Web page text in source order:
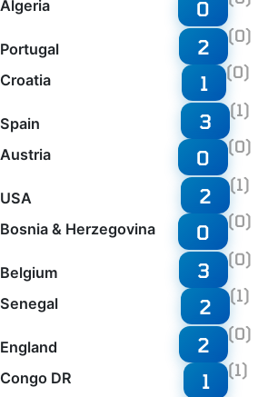
Algeria
0
Portugal
Croatia
2 (0)
1 (0)
Spain
Austria
3 (1)
0 (0)
USA
Bosnia & Herzegovina
2 (1)
0 (0)
Belgium
Senegal
3 (0)
2 (1)
England
Congo DR
2 (0)
1 (1)